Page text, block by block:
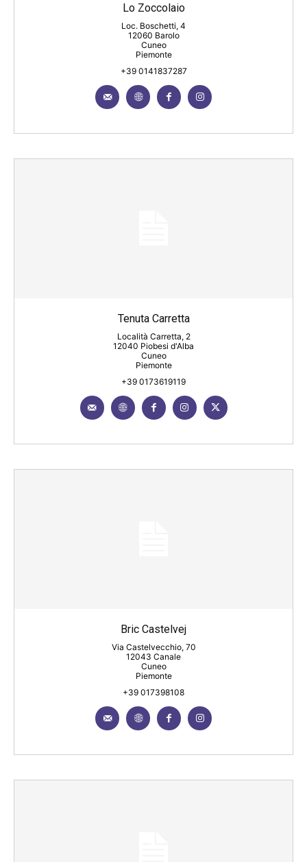
Lo Zoccolaio
Loc. Boschetti, 4
12060 Barolo
Cuneo
Piemonte
+39 0141837287
Tenuta Carretta
Località Carretta, 2
12040 Piobesi d'Alba
Cuneo
Piemonte
+39 0173619119
Bric Castelvej
Via Castelvecchio, 70
12043 Canale
Cuneo
Piemonte
+39 017398108